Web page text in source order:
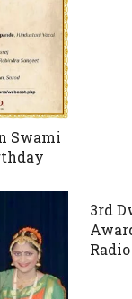
Swami
3rd